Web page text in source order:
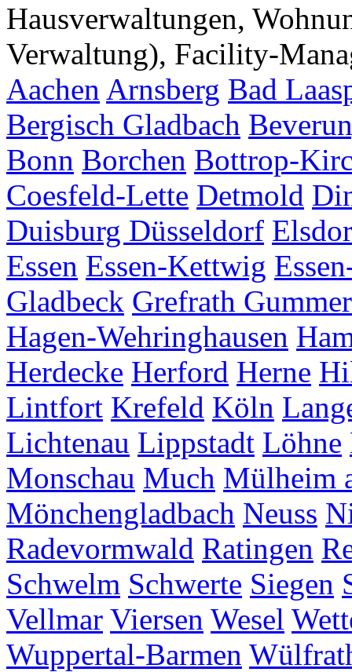
Hausverwaltungen,
Verwaltung), Facility-
Aachen Arnsberg Bad
Bergisch Gladbach
Bonn Borchen Bottrop-
Coesfeld-Lette Detmold
Duisburg Düsseldorf
Essen Essen-Kettwig
Gladbeck Grefrath
Hagen-Wehringhausen
Herdecke Herford Herne
Lintfort Krefeld Köln
Lichtenau Lippstadt Löhne
Monschau Much Mülheim
Mönchengladbach Neuss
Radevormwald Ratingen
Schwelm Schwerte Siegen
Vellmar Viersen Wesel
Wuppertal-Barmen